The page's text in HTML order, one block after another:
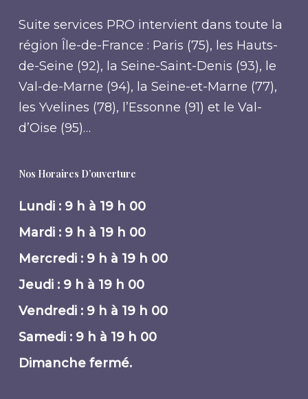
Suite services PRO intervient dans toute la
région Île-de-France : Paris (75), les Hauts-
de-Seine (92), la Seine-Saint-Denis (93), le
Val-de-Marne (94), la Seine-et-Marne (77),
les Yvelines (78), l’Essonne (91) et le Val-
d’Oise (95)…
Nos Horaires D’ouverture
Lundi : 9 h à 19 h 00
Mardi : 9 h à 19 h 00
Mercredi : 9 h à 19 h 00
Jeudi : 9 h à 19 h 00
Vendredi : 9 h à 19 h 00
Samedi : 9 h à 19 h 00
Dimanche fermé.